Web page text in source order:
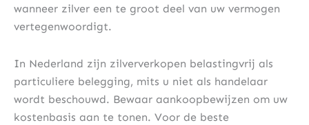
wanneer zilver een te groot deel van uw vermogen
vertegenwoordigt.
In Nederland zijn zilververkopen belastingvrij als
particuliere belegging, mits u niet als handelaar
wordt beschouwd. Bewaar aankoopbewijzen om uw
kostenbasis aan te tonen. Voor de beste